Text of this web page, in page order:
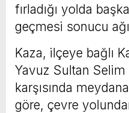
fırladığı yolda
geçmesi sonucu
Kaza, ilçeye bağlı
Yavuz Sultan Selim
karşısında
göre, çevre